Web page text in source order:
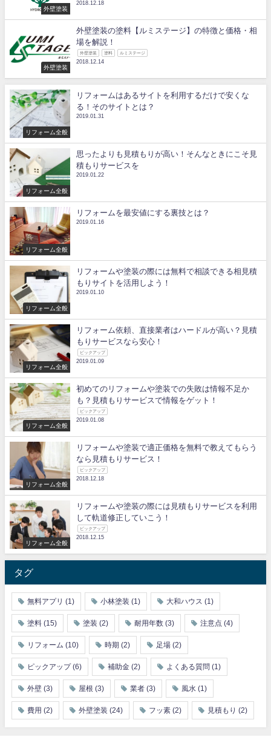
外壁塗装
2018.12.18
外壁塗装
外壁塗装の塗料【ルミステージ】の特徴と価格・相
場を解説！
外壁塗装 塗料 ルミステージ
2018.12.14
リフォーム全般
リフォームはあるサイトを利用するだけで安くな
る！そのサイトとは？
2019.01.31
リフォーム全般
思ったよりも見積もりが高い！そんなときにこそ見
積もりサービスを
2019.01.22
リフォーム全般
リフォームを最安値にする裏技とは？
2019.01.16
リフォーム全般
リフォームや塗装の際には無料で相談できる相見積
もりサイトを活用しよう！
2019.01.10
リフォーム全般
リフォーム依頼、直接業者はハードルが高い？見積
もりサービスなら安心！
ピックアップ
2019.01.09
リフォーム全般
初めてのリフォームや塗装での失敗は情報不足か
も？見積もりサービスで情報をゲット！
ピックアップ
2019.01.08
リフォーム全般
リフォームや塗装で適正価格を無料で教えてもらう
なら見積もりサービス！
ピックアップ
2018.12.18
リフォーム全般
リフォームや塗装の際には見積もりサービスを利用
して軌道修正していこう！
ピックアップ
2018.12.15
タグ
無料アプリ (1) 小林塗装 (1) 大和ハウス (1)
塗料 (15) 塗装 (2) 耐用年数 (3) 注意点 (4)
リフォーム (10) 時期 (2) 足場 (2)
ピックアップ (6) 補助金 (2) よくある質問 (1)
外壁 (3) 屋根 (3) 業者 (3) 風水 (1)
費用 (2) 外壁塗装 (24) フッ素 (2) 見積もり (2)